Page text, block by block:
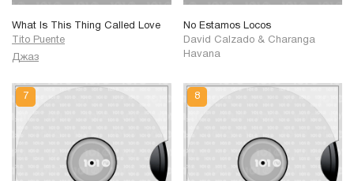
What Is This Thing Called Love
Tito Puente
Джаз
No Estamos Locos
David Calzado & Charanga
Havana